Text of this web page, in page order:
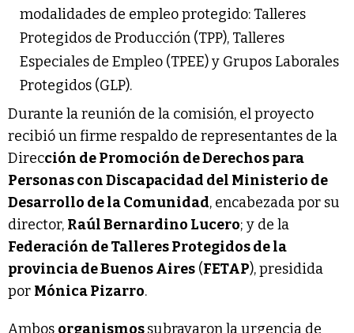
modalidades de empleo protegido: Talleres
Protegidos de Producción (TPP), Talleres
Especiales de Empleo (TPEE) y Grupos Laborales
Protegidos (GLP).
Durante la reunión de la comisión, el proyecto
recibió un firme respaldo de representantes de la
Dirección de Promoción de Derechos para
Personas con Discapacidad del Ministerio de
Desarrollo de la Comunidad, encabezada por su
director, Raúl Bernardino Lucero; y de la
Federación de Talleres Protegidos de la
provincia de Buenos Aires (FETAP), presidida
por Mónica Pizarro.
Ambos organismossubrayaron la urgencia de